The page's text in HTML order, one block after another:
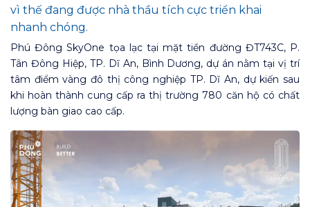
vì thế đang được nhà thầu tích cực triển khai
nhanh chóng.
Phú Đông SkyOne tọa lạc tại mặt tiền đường ĐT743C, P.
Tân Đông Hiệp, TP. Dĩ An, Bình Dương, dự án nằm tại vị trí
tâm điểm vàng đô thị công nghiệp TP. Dĩ An, dự kiến sau
khi hoàn thành cung cấp ra thị trường 780 căn hộ có chất
lượng bàn giao cao cấp.